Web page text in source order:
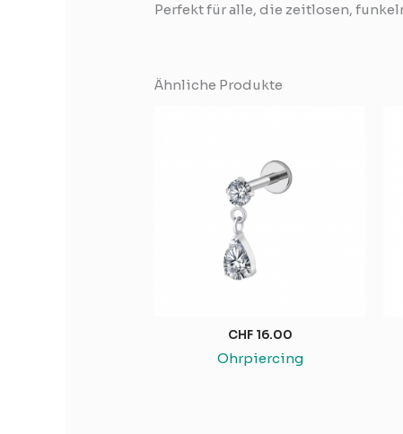
Perfekt für alle, die zeitlosen,
Ähnliche Produkte
CHF16.00
Ohrpiercing